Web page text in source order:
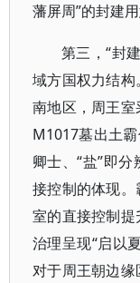
藩屏周”的封建用
第三，“封
域方国权力结
南地区，周王
M1017墓出土霸
卿士、“盐”即
接控制的体现
室的直接控制
治理呈现“启以
对于周王朝边